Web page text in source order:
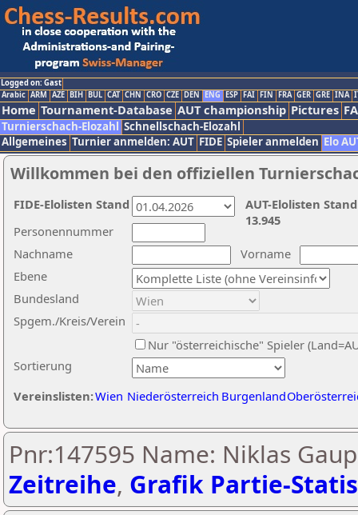
Logged on: Gast
Arabic ARM AZE BIH BUL CAT CHN CRO CZE DEN ENG ESP FAI FIN FRA GER GRE INA
Home Tournament-Database AUT championship Pictures
Turnierschach-Elozahl Schnellschach-Elozahl
Allgemeines Turnier anmelden: AUT FIDE Spieler anmelden Elo
Willkommen bei den offiziellen
Nachname
Vorname
Ebene
Sortierung
Personennummer
Bundesland
Spgem./Kreis/Verein
Nur "österreichische" Spieler
Vereinslisten:Wien Niederösterreich Burgenland
AUT-Elolisten
13.945
FIDE-Elolisten Stand
Pnr:147595 Name: Niklas
Zeitreihe, Grafik Partie-